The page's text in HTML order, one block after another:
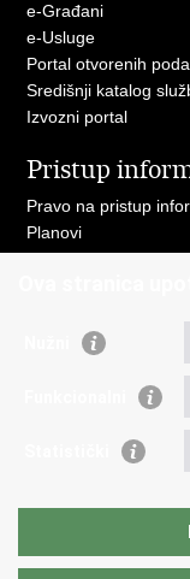
e-Građani
e-Usluge
Portal otvorenih
Središnji katalog
Izvozni portal
Pristup
Pravo na pristup
Planovi
Izvješća
Važne
Operativni program
Hrvatska komora